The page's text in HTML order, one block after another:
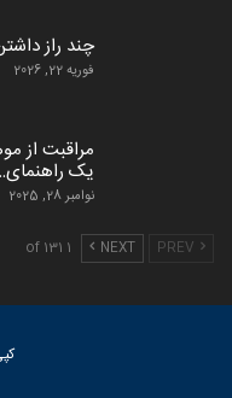
چند راز
فوریه 22, 2026
مراقبت از
یک
نوامبر 28, 2025
NEXT
1 of 131